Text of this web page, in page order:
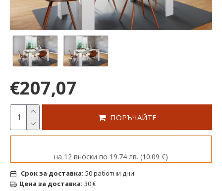
Срок за доставка: 50 работни дни
Цена за доставка: 30 €
€207,07
ПОРЪЧАЙТЕ
на 12 вноски по 19.74 лв. (10.09 €)